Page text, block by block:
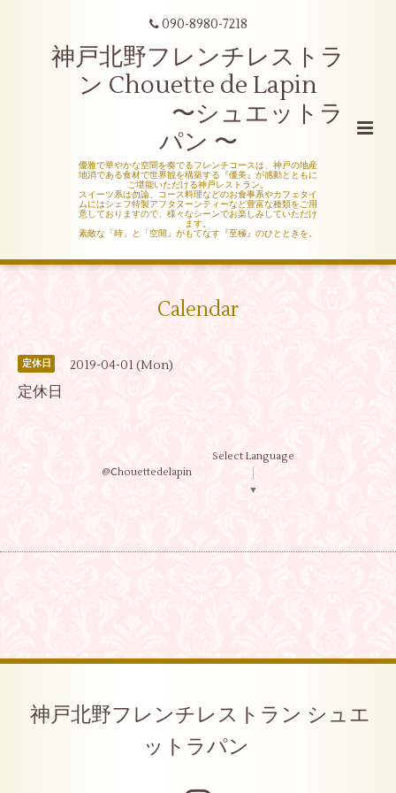
090-8980-7218
神戸北野フレンチレストラ
ン Chouette de Lapin
〜シュエットラ
パン 〜
優雅で華やかな空間を奏でるフレンチコースは、神戸の地産
地消である食材で世界観を構築する『優美』が感動とともに
ご堪能いただける神戸レストラン。
スイーツ系は勿論、コース料理などのお食事系やカフェタイ
ムにはシェフ特製アフタヌーンティーなど豊富な種類をご用
意しておりますので、様々なシーンでお楽しみしていただけ
ます。
素敵な「時」と「空間」がもてなす『至極』のひとときを。
Calendar
定休日 2019-04-01 (Mon)
定休日
@Ⅽhouettedelapin
Select Language
▼
神戸北野フレンチレストラン シュエ
ットラパン